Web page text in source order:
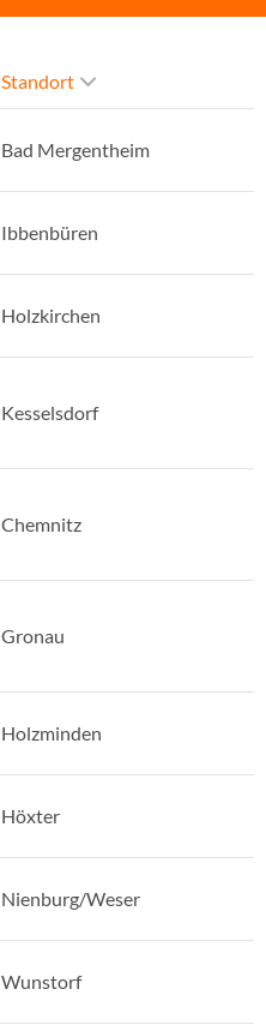
Standort
Bad Mergentheim
Ibbenbüren
Holzkirchen
Kesselsdorf
Chemnitz
Gronau
Holzminden
Höxter
Nienburg/Weser
Wunstorf